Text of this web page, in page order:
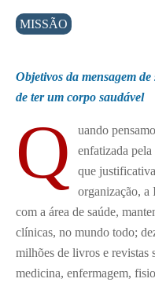
MISSÃO
Objetivos da mensagem
de ter um corpo saudável
Q
uando
enfatizada
que
organização, a
com a área de saúde,
clínicas, no mundo todo;
milhões de livros e revistas
medicina, enfermagem,